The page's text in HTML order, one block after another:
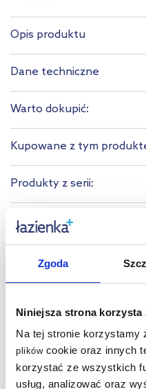
Zgoda
Niniejsza strona
Na tej stronie korzystamy
plikówcookie oraz innych
korzystać ze wszystkich
usług, analizować oraz
Opis produktu
Dane techniczne
Warto dokupić:
Kupowane z tym
Produkty z serii:
Produkty podobne:
bestseller